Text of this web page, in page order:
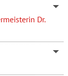
Dr.